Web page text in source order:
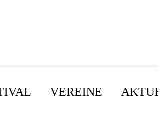
VEREINE